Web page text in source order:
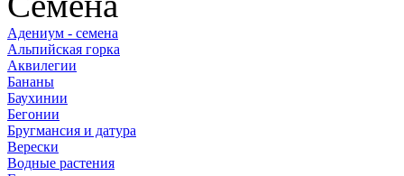
Адениум - семена
Альпийская горка
Аквилегии
Бананы
Баухинии
Бегонии
Бругмансия и датура
Верески
Водные растения